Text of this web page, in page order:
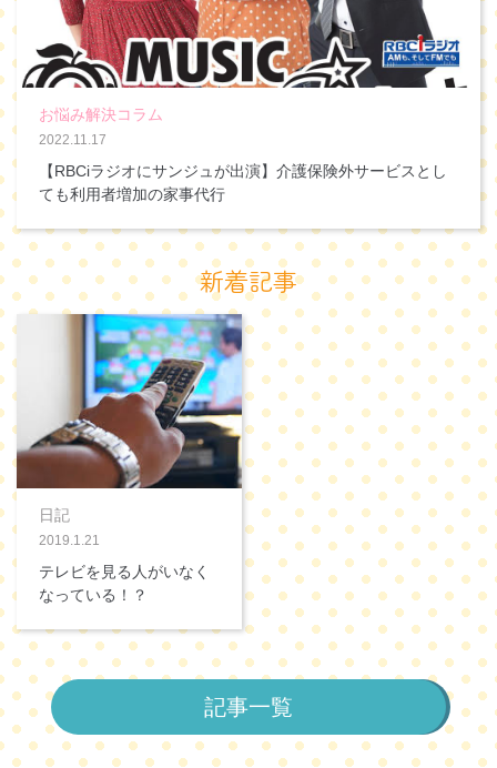
お悩み解決コラム
2022.11.17
【RBCiラジオにサンジュが出演】介護保険外サービスとし
ても利用者増加の家事代行
新着記事
日記
2019.1.21
テレビを見る人がいなく
なっている！？
記事一覧